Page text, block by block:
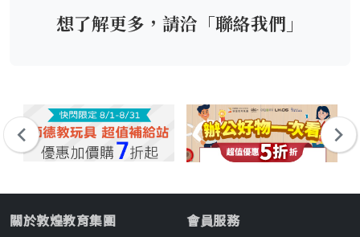
想了解更多，請洽「聯絡我們」
關於敦煌教育集團 會員服務